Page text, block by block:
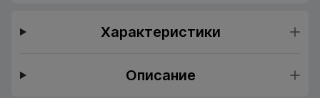
Характеристики
Описание